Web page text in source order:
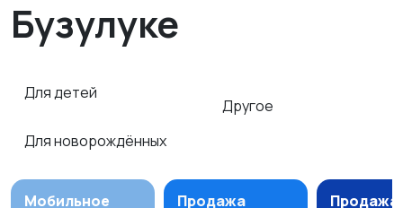
Бузулуке
Для детей
Для новорождённых
Другое
Мобильное
Продажа
Продажа